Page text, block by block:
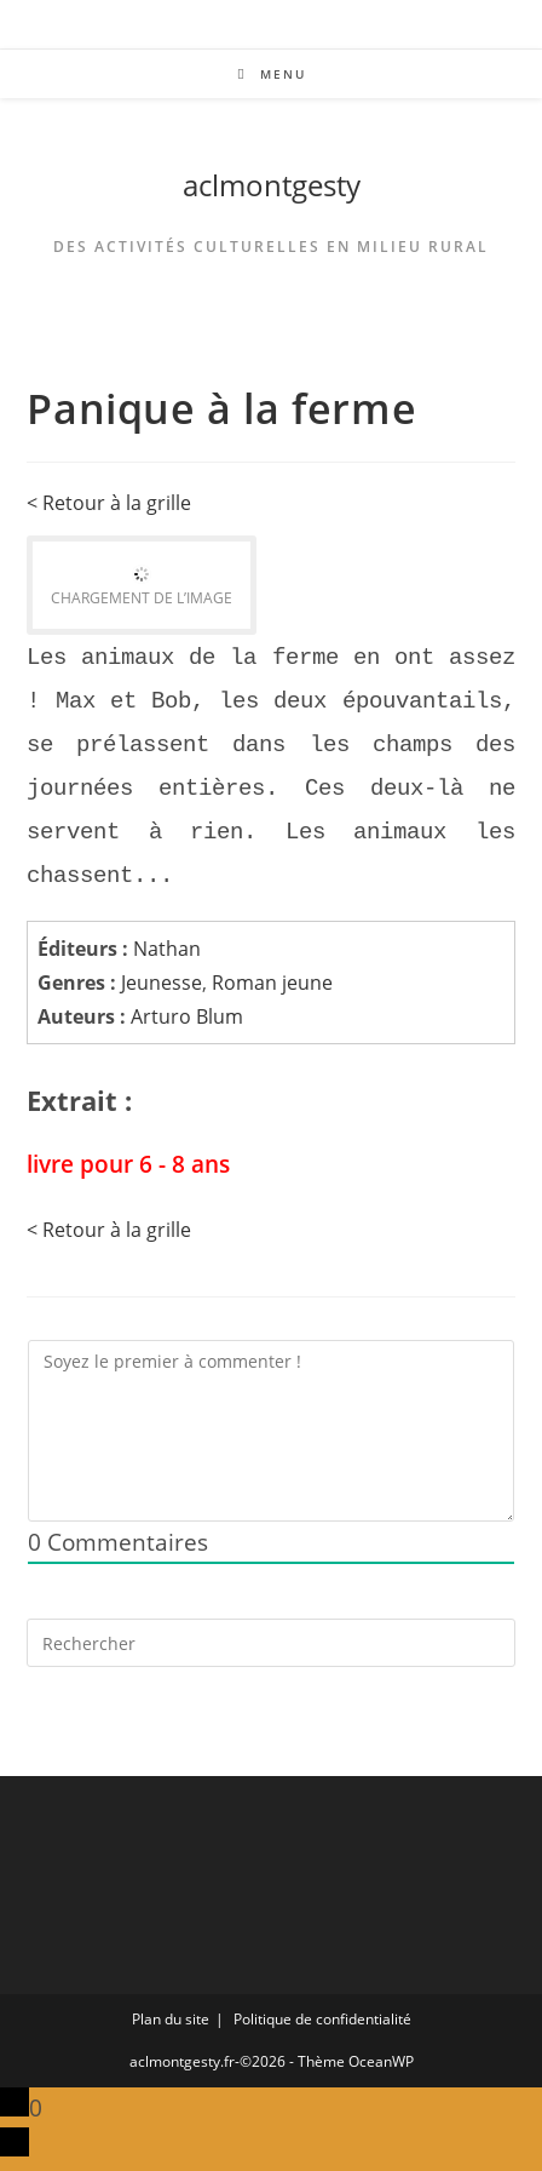
MENU
aclmontgesty
DES ACTIVITÉS CULTURELLES EN MILIEU RURAL
Panique à la ferme
< Retour à la grille
CHARGEMENT DE L’IMAGE
Les animaux de la ferme en ont assez
! Max et Bob, les deux épouvantails,
se prélassent dans les champs des
journées entières. Ces deux-là ne
servent à rien. Les animaux les
chassent...
Éditeurs : Nathan
Genres : Jeunesse, Roman jeune
Auteurs : Arturo Blum
Extrait :
livre pour 6 - 8 ans
< Retour à la grille
0 Commentaires
Plan du site Politique de confidentialité
aclmontgesty.fr-©2026 - Thème OceanWP
0